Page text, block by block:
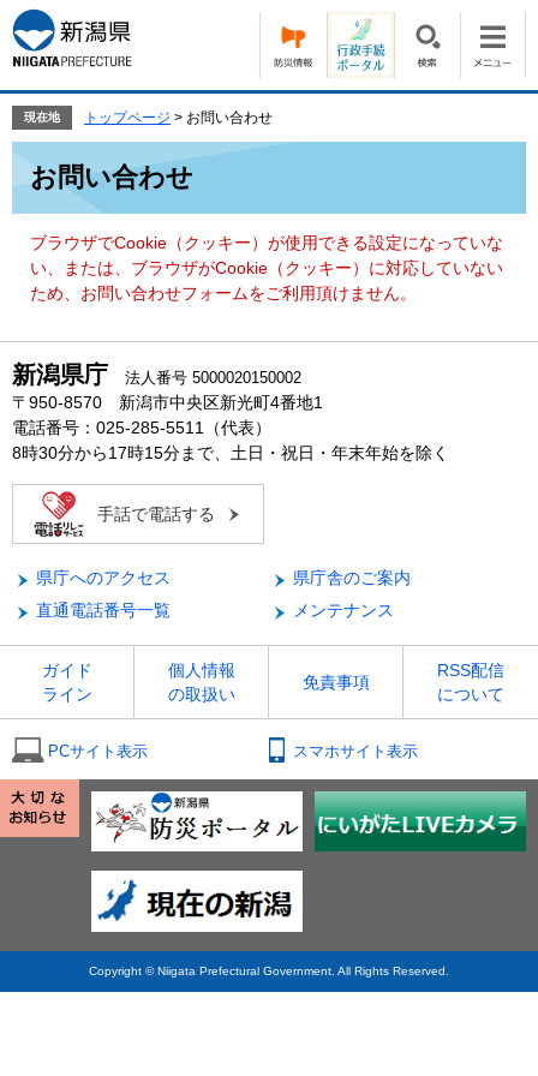
ー
ジ
の
頭
す。
ニ
ュ
ー
飛
て
現在地 トップページ > お問い合わせ
お問い合わせ
ブラウザでCookie（クッキー）が使用できる設定になっていな
い、または、ブラウザがCookie（クッキー）に対応していない
ため、お問い合わせフォームをご利用頂けません。
新潟県庁 法人番号 5000020150002
〒950-8570 新潟市中央区新光町4番地1
電話番号：025-285-5511（代表）
8時30分から17時15分まで、土日・祝日・年末年始を除く
手話で電話する
県庁へのアクセス
県庁舎のご案内
直通電話番号一覧
メンテナンス
ガイド
ライン
個人情報
の取扱い
免責事項
RSS配信
について
PCサイト表示 スマホサイト表示
Copyright © Niigata Prefectural Government. All Rights Reserved.